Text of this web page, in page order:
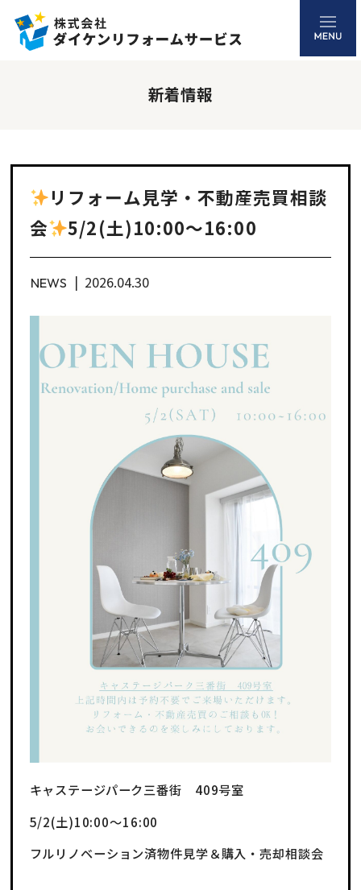
新着情報
リフォーム見学・不動産売買相談
会
5/2(土)10:00～16:00
NEWS 2026.04.30
キャステージパーク三番街 409号室
5/2(土)10:00～16:00
フルリノベーション済物件見学＆購入・売却相談会